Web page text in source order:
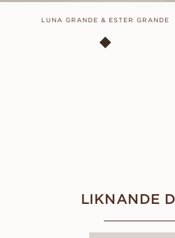
LUNA GRANDE & ESTER GRANDE
LIKNANDE